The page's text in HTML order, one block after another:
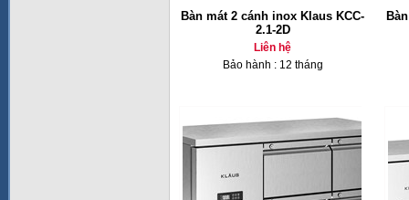
Bàn mát 2 cánh inox Klaus KCC-
2.1-2D
Liên hệ
Bảo hành : 12 tháng